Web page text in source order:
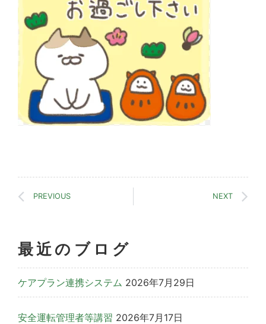
PREVIOUS NEXT
最近のブログ
ケアプラン連携システム 2026年7月29日
安全運転管理者等講習 2026年7月17日